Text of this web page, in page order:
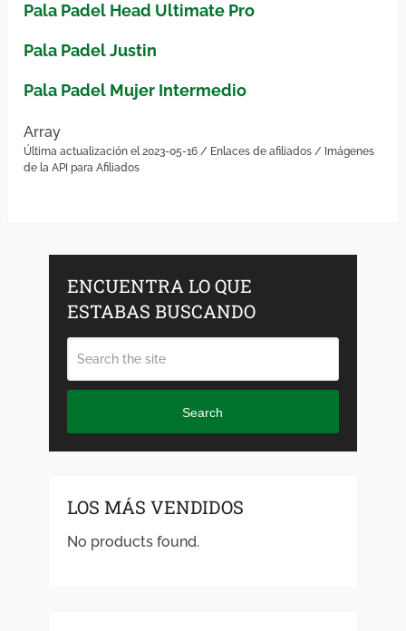
Pala Padel Head Ultimate Pro
Pala Padel Justin
Pala Padel Mujer Intermedio
Array
Última actualización el 2023-05-16 / Enlaces de afiliados / Imágenes
de la API para Afiliados
ENCUENTRA LO QUE
ESTABAS BUSCANDO
Search
LOS MÁS VENDIDOS
No products found.